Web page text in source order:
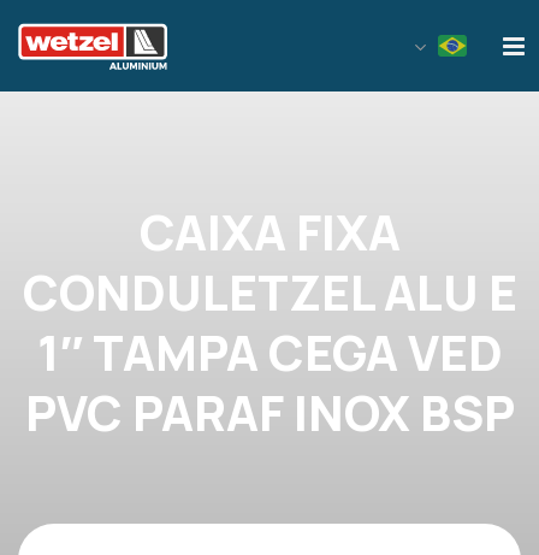
CAIXA FIXA
CONDULETZEL ALU E
1″ TAMPA CEGA VED
PVC PARAF INOX BSP